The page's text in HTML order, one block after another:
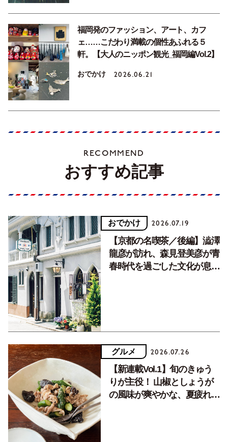
福岡発のファッション、アート、カフ
ェ……こだわり満載の個性あふれる５
軒。【大人のニッポン観光_福岡編Vol.2】
おでかけ 2026.06.21
RECOMMEND
おすすめ記事
おでかけ 2026.07.19
【京都の名喫茶／後編】澁澤
龍彦が訪れ、森見登美彦が青
春時代を過ごした文化が息づ
グルメ 2026.07.26
【新連載Vol.1】旬のきゅう
りが主役！ 山椒としょうが
の風味が爽やかな、夏疲れを